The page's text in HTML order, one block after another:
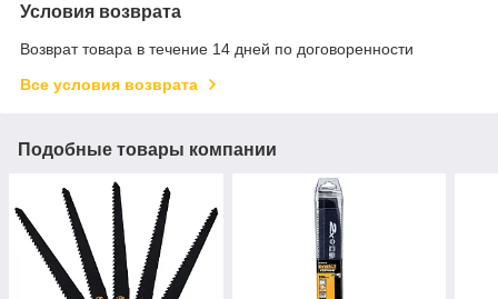
Условия возврата
Возврат товара в течение 14 дней по договоренности
Все условия возврата
Подобные товары компании